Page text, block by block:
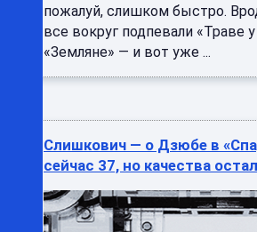
пожалуй, слишком быстро.
все вокруг подпевали «Траве
«Земляне» — и вот уже ...
Слишкович — о Дзюбе в
сейчас 37, но качества